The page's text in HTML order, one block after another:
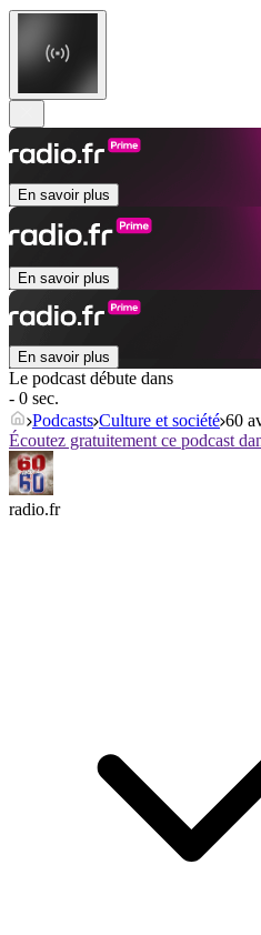
En savoir plus
En savoir plus
En savoir plus
Le podcast débute dans
- 0 sec.
Podcasts Culture et société 60
Écoutez gratuitement ce podcast
radio.fr